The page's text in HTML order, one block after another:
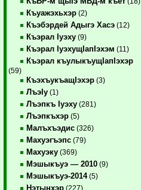
Къуажэхьхэр (2)
Къэбэрдей Адыгэ Хасэ (12)
Къэрал Iуэху (9)
Къэрал IуэхущIапIэхэм (11)
Къэрал къулыкъущIапIэхэр
(59)
КъэхъукъащIэхэр (3)
ЛъэIу (1)
Лъэпкъ Iуэху (281)
Лъэпкъхэр (5)
Малъхъэдис (326)
Махуэгъэпс (79)
Махуэку (369)
Мэшыкъуэ — 2010 (9)
Мэшыкъуэ-2014(5)
Нэтынхэр (227)